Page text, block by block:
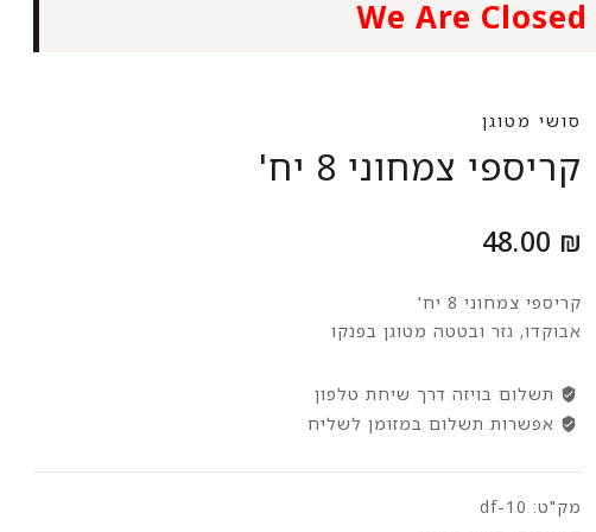
סושי מטוגן
קריספי צמחוני 8 יח'
48.00 ₪
קריספי צמחוני 8 יח'
אבוקדו, גזר ובטטה מטוגן בפנקו
תשלום בויזה דרך שיחת טלפון
אפשרות תשלום במזומן לשליח
מק"ט: df-10